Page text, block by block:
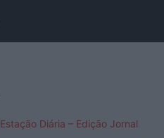
Estação Diária – Edição Jornal